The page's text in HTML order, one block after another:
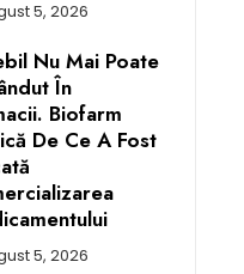
5, 2026
Nu Mai Poate
În
Biofarm
De Ce A Fost
5, 2026